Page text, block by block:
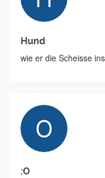
Hund
wie er die Scheisse
:O